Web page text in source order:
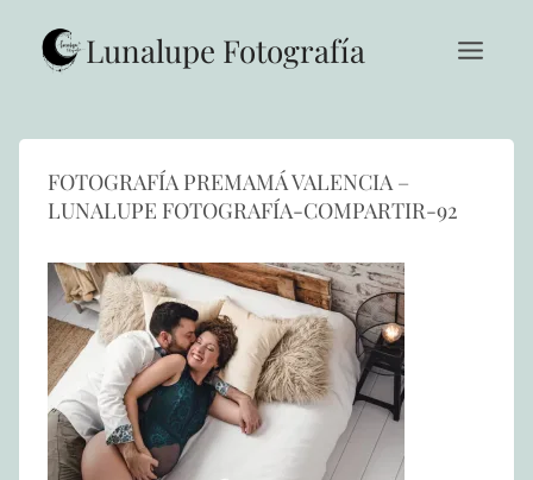
contenido Lunalupe Fotografía
FOTOGRAFÍA PREMAMÁ VALENCIA –
LUNALUPE FOTOGRAFÍA-COMPARTIR-92